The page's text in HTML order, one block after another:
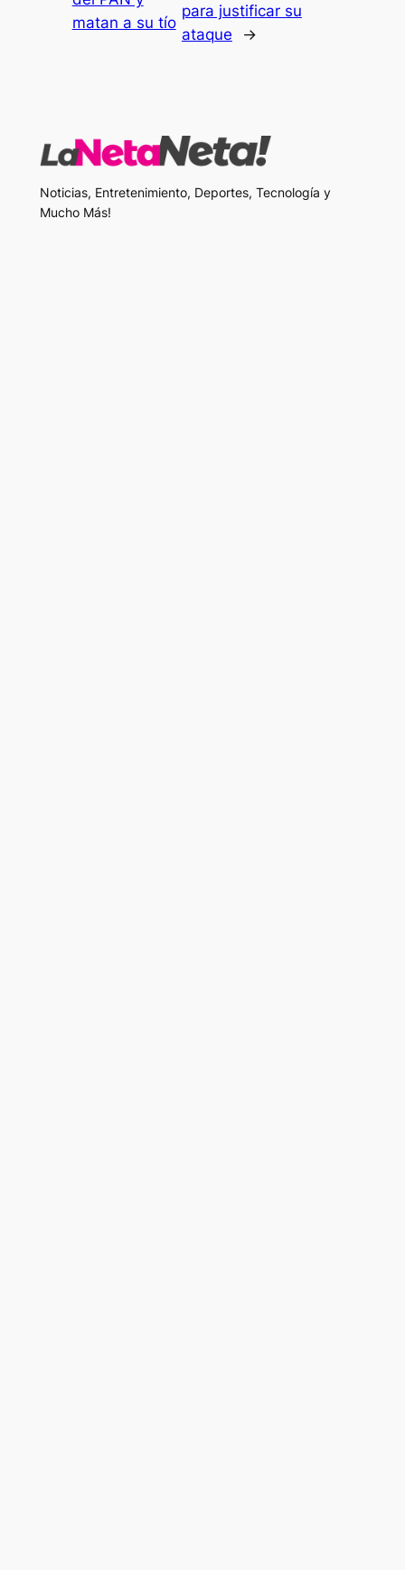
matan a su tío
para justificar su
ataque
→
Noticias, Entretenimiento, Deportes, Tecnología y
Mucho Más!